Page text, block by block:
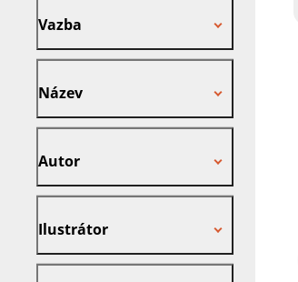
Vazba
Název
Autor
Ilustrátor